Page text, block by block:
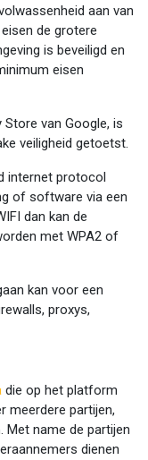
aan van
de grotere
is beveiligd en
eisen
van Google, is
veiligheid getoetst.
internet protocol
of software via een
dan kan de
met WPA2 of
kan voor een
proxys,
die op het platform
meerdere partijen,
Met name de partijen
dienen